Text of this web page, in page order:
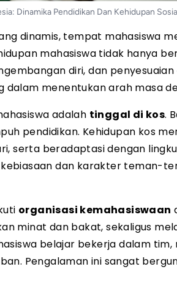
Dinamika Pendidikan Dan Kehidupan
dinamis, tempat mahasiswa
mahasiswa tidak hanya
diri, dan
dalam menentukan arah masa
adalah tinggal di kos.
pendidikan. Kehidupan kos
serta beradaptasi dengan
dan karakter teman-
organisasi kemahasiswaan
minat dan bakat, sekaligus
belajar bekerja dalam
Pengalaman ini sangat